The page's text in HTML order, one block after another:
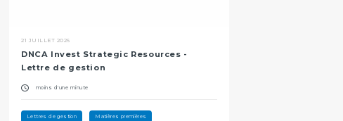
21 JUILLET 2026
DNCA Invest Strategic Resources -
Lettre de gestion
moins d'une minute
Lettres de gestion Matières premières